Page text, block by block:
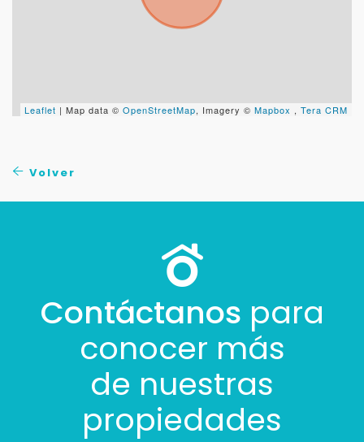
Leaflet | Map data © OpenStreetMap, Imagery © Mapbox , Tera CRM
Volver
Contáctanos para
conocer más
de nuestras
propiedades